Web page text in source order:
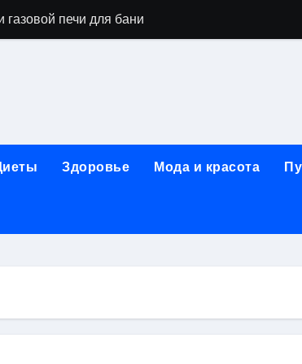
печи для бани
применения GPU-серверов
обучения и актуальные
реабилитации при алкогольной
принципы, показания и этапы установки
Здоровье Мода и красота